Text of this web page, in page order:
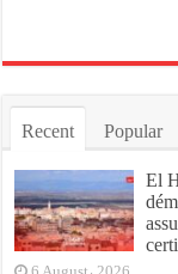
Recent Popular
El